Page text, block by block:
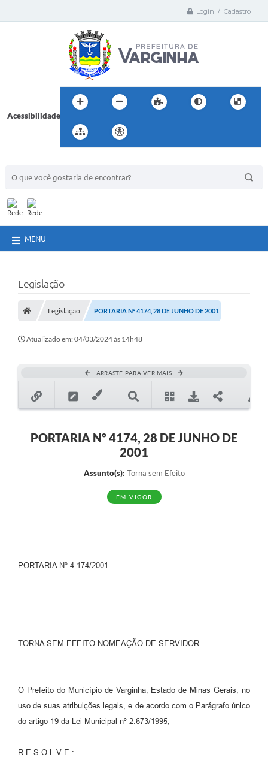
Login / Cadastro
Acessibilidade
MENU
Legislação
Legislação PORTARIA Nº 4174, 28 DE JUNHO DE 2001
Atualizado em: 04/03/2024 às 14h48
ARRASTE PARA VER MAIS
PORTARIA Nº 4174, 28 DE JUNHO DE
2001
Assunto(s): Torna sem Efeito
EM VIGOR
PORTARIA Nº 4.174/2001
TORNA SEM EFEITO NOMEAÇÃO DE SERVIDOR
O Prefeito do Município de Varginha, Estado de Minas Gerais, no
uso de suas atribuições legais, e de acordo com o Parágrafo único
do artigo 19 da Lei Municipal nº 2.673/1995;
R E S O L V E :